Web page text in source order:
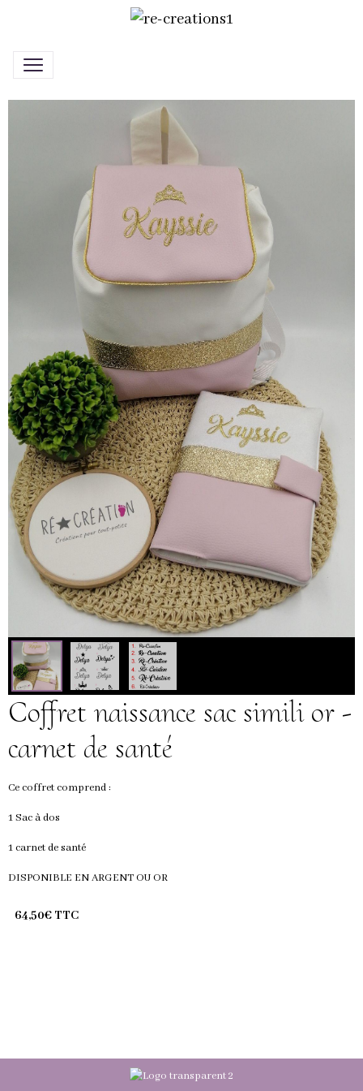
Coffret naissance sac simili or -
carnet de santé
Ce coffret comprend :
1 Sac à dos
1 carnet de santé
DISPONIBLE EN ARGENT OU OR
64,50€ TTC